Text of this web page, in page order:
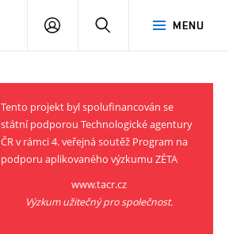
MENU
PŘIHLÁSIT
Tento projekt byl spolufinancován se
státní podporou Technologické agentury
ČR v rámci 4. veřejná soutěž Program na
podporu aplikovaného výzkumu ZÉTA
www.tacr.cz
Výzkum užitečný pro společnost.